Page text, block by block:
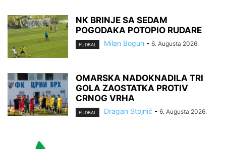
NK BRINJE SA SEDAM
POGODAKA POTOPIO RUDARE
FUDBAL Milan Bogun - 6. Augusta 2026.
OMARSKA NADOKNADILA TRI
GOLA ZAOSTATKA PROTIV
CRNOG VRHA
FUDBAL Dragan Stojnić - 6. Augusta 2026.